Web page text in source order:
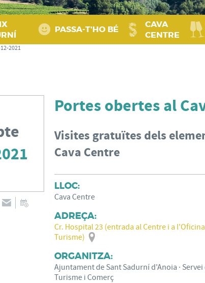
PASSA‑T'HO BÉ
CAVA
CENTRE
2021
Portes obertes al
Visites gratuïtes dels
Cava Centre
LLOC:
Cava Centre
ADREÇA:
Cr. Hospital 23 (entrada al Centre i a
Turisme)
ORGANITZA:
Ajuntament de Sant Sadurní d'Anoia · Servei
Turisme i Comerç